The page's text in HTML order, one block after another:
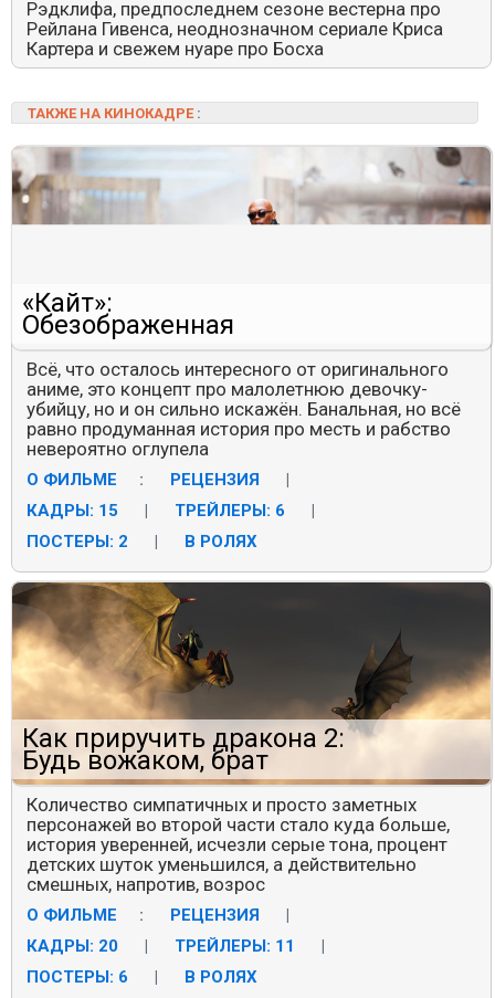
Рэдклифа, предпоследнем сезоне вестерна про
Рейлана Гивенса, неоднозначном сериале Криса
Картера и свежем нуаре про Босха
ТАКЖЕ НА КИНОКАДРЕ :
«Кайт»:
Обезображенная
Всё, что осталось интересного от оригинального
аниме, это концепт про малолетнюю девочку-
убийцу, но и он сильно искажён. Банальная, но всё
равно продуманная история про месть и рабство
невероятно оглупела
О ФИЛЬМЕ : РЕЦЕНЗИЯ
|
КАДРЫ: 15
| ТРЕЙЛЕРЫ: 6
|
ПОСТЕРЫ: 2
| В РОЛЯХ
Как приручить дракона 2:
Будь вожаком, брат
Количество симпатичных и просто заметных
персонажей во второй части стало куда больше,
история уверенней, исчезли серые тона, процент
детских шуток уменьшился, а действительно
смешных, напротив, возрос
О ФИЛЬМЕ : РЕЦЕНЗИЯ
|
КАДРЫ: 20
| ТРЕЙЛЕРЫ: 11
|
ПОСТЕРЫ: 6
| В РОЛЯХ